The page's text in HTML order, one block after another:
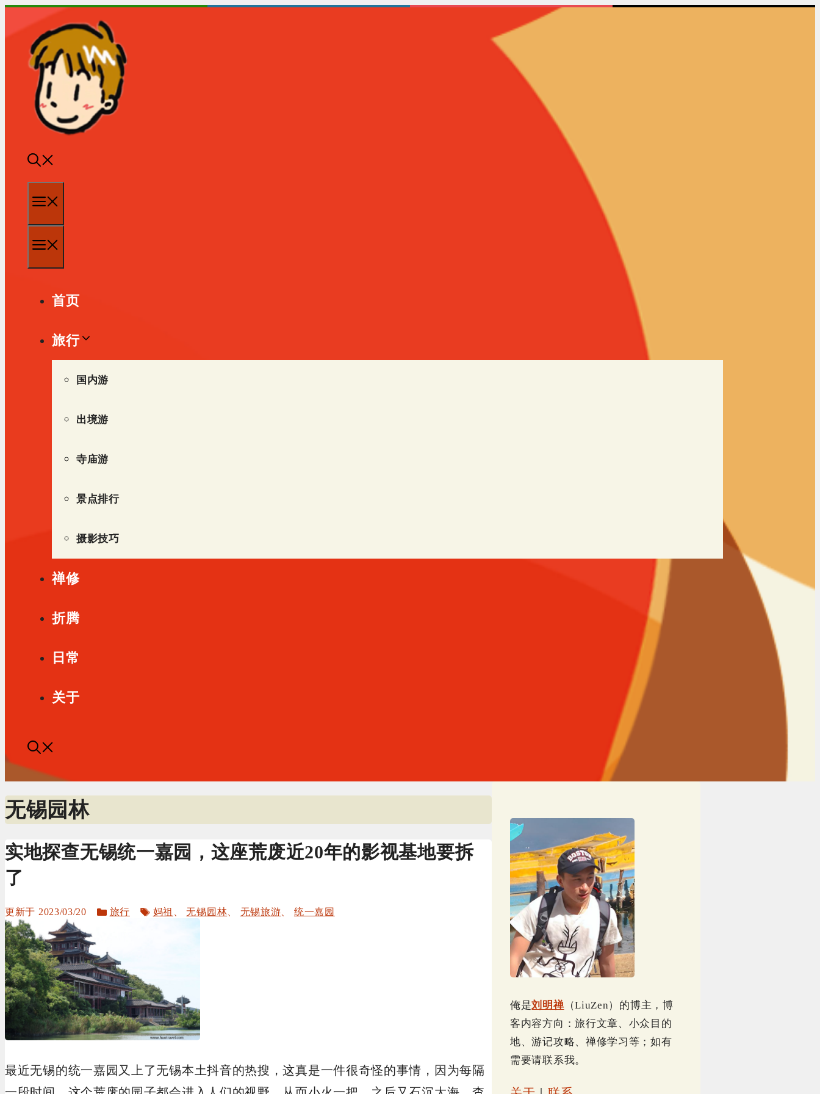
至
首页
旅行
国内游
出境游
寺庙游
景点排行
摄影技巧
禅修
折腾
日常
关于
无锡园林
实地探查无锡统一嘉园，这座荒废近20年的影视基地要拆
了
2023/03/20
分
旅行
标
妈祖 、无锡园林 无锡旅游 统一嘉园
最近无锡的统一嘉园又上了无锡本土抖音的热搜，这真是一件很奇怪的事情，因为每隔
俺是刘明禅（LiuZen）的博主，博
客内容方向：旅行文章、小众目的
地、游记攻略、禅修学习等；如有
需要请联系我。